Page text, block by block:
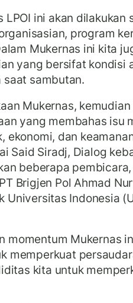
LPOI ini akan dilakukan
program
Mukernas ini kita
yang bersifat kondisi
saat sambutan.
Mukernas,
yang membahas isu
ekonomi, dan
Said Siradj, Dialog
beberapa
Brigjen Pol Ahmad
Universitas Indonesia
momentum Mukernas
memperkuat
kita untuk